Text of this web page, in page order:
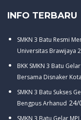
INFO TERBARU
SMKN 3 Batu Resmi
Universitas Brawijaya
BKK SMKN 3 Batu
Bersama Disnaker
SMKN 3 Batu Sukses
Bengpus Arhanud 24/